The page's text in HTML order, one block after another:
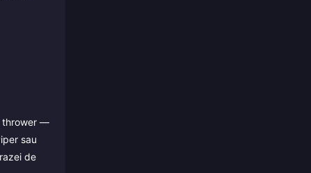
thrower —
sau
de